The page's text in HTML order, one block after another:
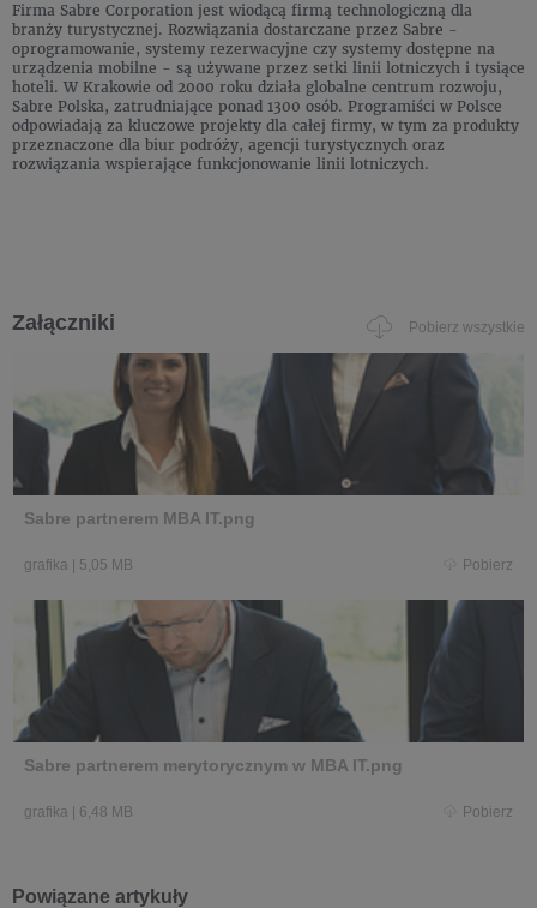
Firma Sabre Corporation jest wiodącą firmą technologiczną dla
branży turystycznej. Rozwiązania dostarczane przez Sabre -
oprogramowanie, systemy rezerwacyjne czy systemy dostępne na
urządzenia mobilne - są używane przez setki linii lotniczych i tysiące
hoteli. W Krakowie od 2000 roku działa globalne centrum rozwoju,
Sabre Polska, zatrudniające ponad 1300 osób. Programiści w Polsce
odpowiadają za kluczowe projekty dla całej firmy, w tym za produkty
przeznaczone dla biur podróży, agencji turystycznych oraz
rozwiązania wspierające funkcjonowanie linii lotniczych.
Załączniki Pobierz wszystkie
Sabre partnerem MBA IT.png
grafika | 5,05 MB Pobierz
Sabre partnerem merytorycznym w MBA IT.png
grafika | 6,48 MB Pobierz
Powiązane artykuły